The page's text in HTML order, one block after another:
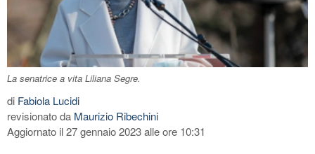
La senatrice a vita Liliana Segre.
di Fabiola Lucidi
revisionato da Maurizio Ribechini
Aggiornato il 27 gennaio 2023 alle ore 10:31